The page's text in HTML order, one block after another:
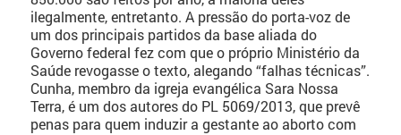
ilegalmente, entretanto. A pressão do porta-voz de
um dos principais partidos da base aliada do
Governo federal fez com que o próprio Ministério da
Saúde revogasse o texto, alegando “falhas técnicas”.
Cunha, membro da igreja evangélica Sara Nossa
Terra, é um dos autores do PL 5069/2013, que prevê
penas para quem induzir a gestante ao aborto com